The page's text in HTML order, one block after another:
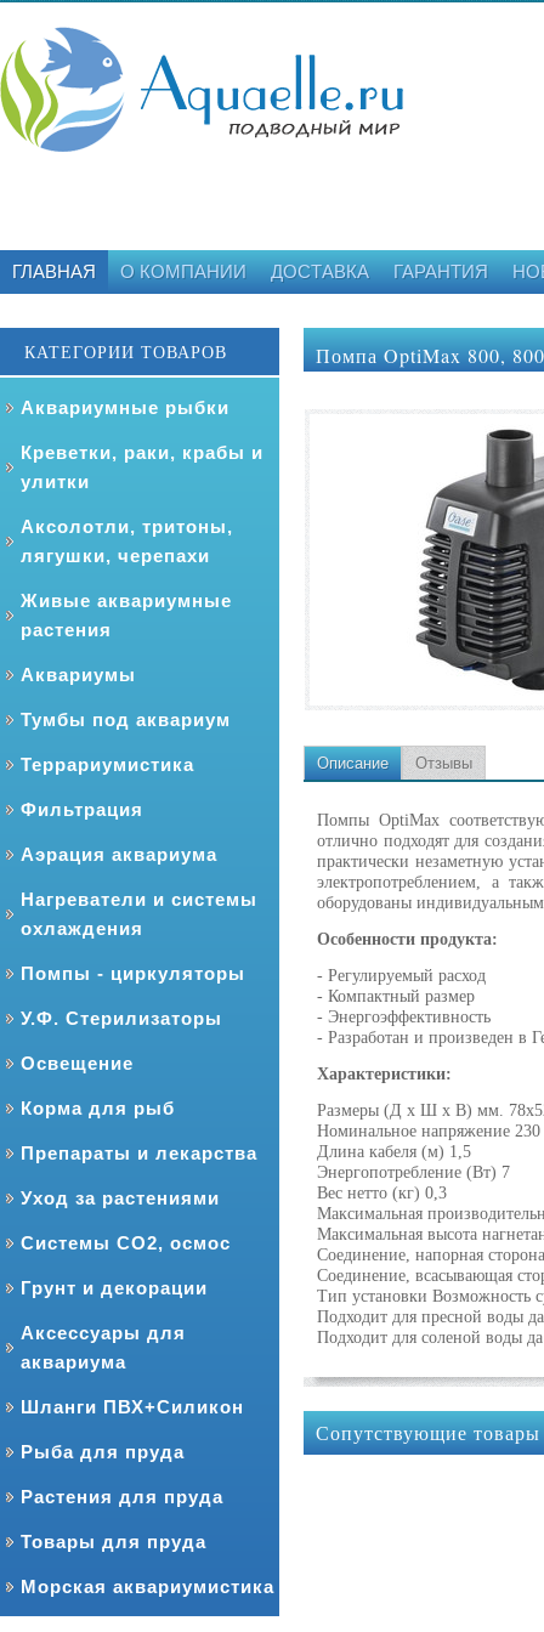
ГЛАВНАЯ О КОМПАНИИ ДОСТАВКА ГАРАНТИЯ
КАТЕГОРИИ ТОВАРОВ
Аквариумные рыбки
Креветки, раки, крабы и
улитки
Аксолотли, тритоны,
лягушки, черепахи
Живые аквариумные
растения
Аквариумы
Тумбы под аквариум
Террариумистика
Фильтрация
Аэрация аквариума
Нагреватели и системы
охлаждения
Помпы - циркуляторы
У.Ф. Стерилизаторы
Освещение
Корма для рыб
Препараты и лекарства
Уход за растениями
Системы CO2, осмос
Грунт и декорации
Аксессуары для
аквариума
Шланги ПВХ+Силикон
Рыба для пруда
Растения для пруда
Товары для пруда
Морская аквариумистика
Помпа OptiMax 800,
Описание Отзывы
Помпы OptiMax
отлично подходят для
практически незаметную
электропотреблением, а
оборудованы
Особенности продукта:
- Регулируемый расход
- Компактный размер
- Энергоэффективность
- Разработан и произведен в
Характеристики:
Размеры (Д х Ш х В) мм.
Номинальное напряжение
Длина кабеля (м) 1,5
Энергопотребление (Вт) 7
Вес нетто (кг) 0,3
Максимальная
Максимальная высота
Соединение, напорная
Соединение, всасывающая
Тип установки Возможность
Подходит для пресной воды да
Подходит для соленой воды да
Сопутствующие товары